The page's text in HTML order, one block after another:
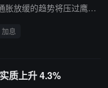
加息
质上升 4.3%